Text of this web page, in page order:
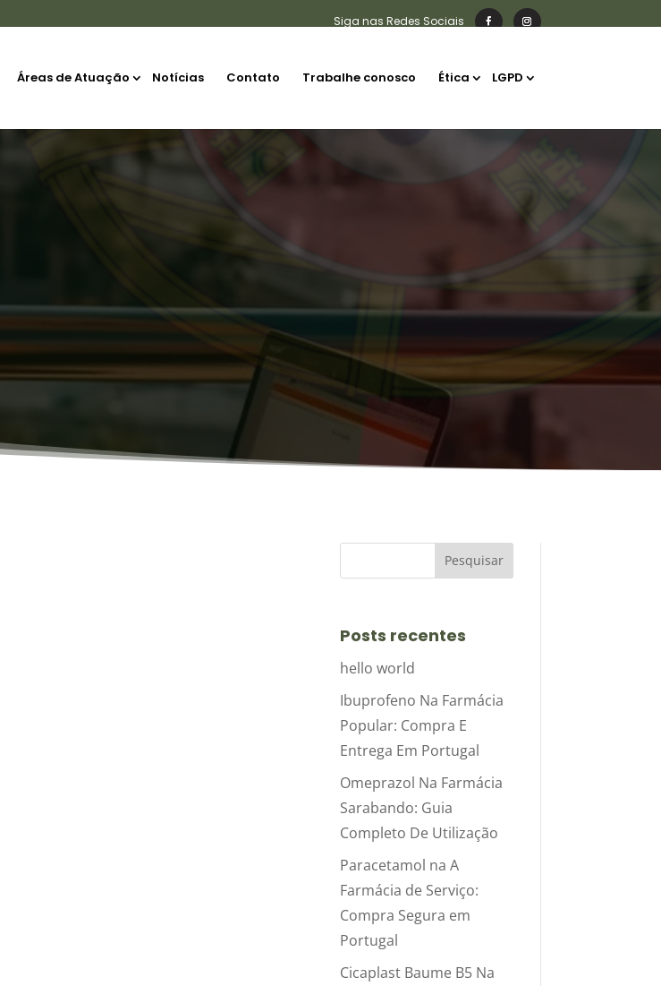
Áreas de Atuação Notícias Contato Trabalhe conosco Ética LGPD
Posts recentes
hello world
Ibuprofeno Na Farmácia
Popular: Compra E
Entrega Em Portugal
Omeprazol Na Farmácia
Sarabando: Guia
Completo De Utilização
Paracetamol na A
Farmácia de Serviço:
Compra Segura em
Portugal
Cicaplast Baume B5 Na